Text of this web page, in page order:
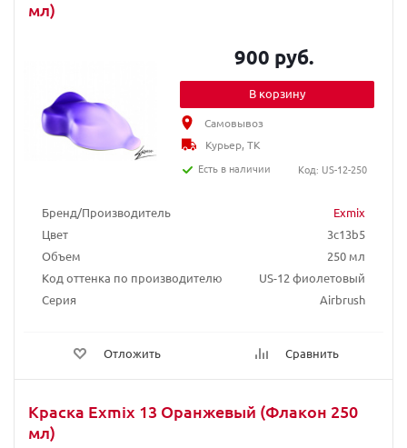
мл)
Бренд/Производитель
Exmix
Цвет
3c13b5
Объем
250 мл
Код оттенка по производителю
US-12 фиолетовый
Серия
Airbrush
Отложить Сравнить
900 руб.
В корзину
Самовывоз
Курьер, ТК
Есть в наличии
Код: US-12-250
Краска Exmix 13 Оранжевый (Флакон 250
мл)